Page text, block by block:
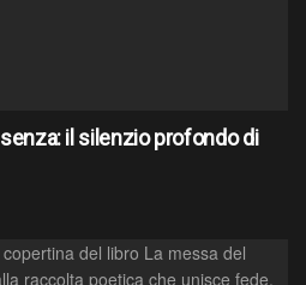
il silenzio profondo di